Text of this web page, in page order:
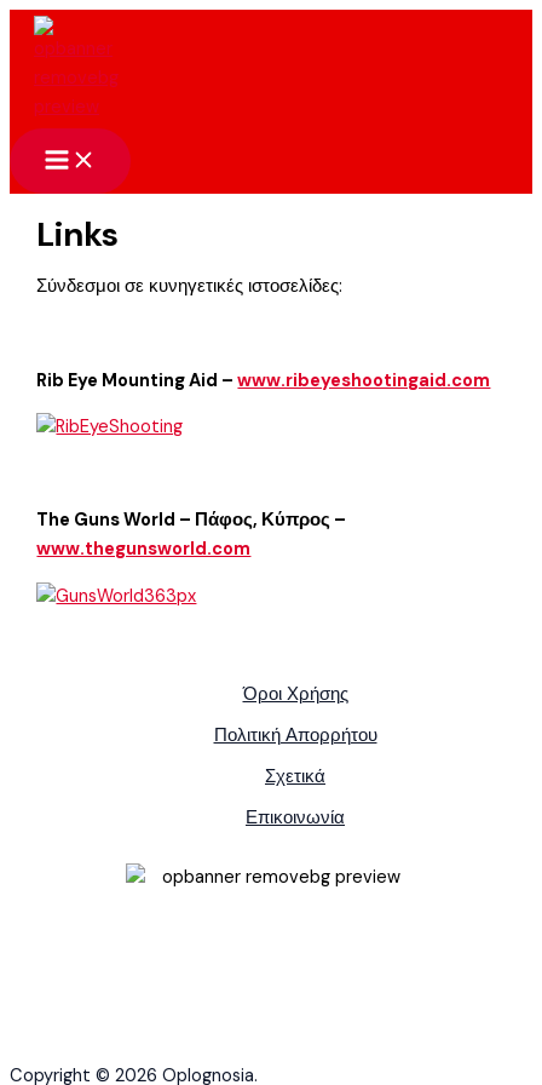
Skip
content
Links
Σύνδεσμοι σε κυνηγετικές ιστοσελίδες:
Rib Eye Mounting Aid –www.ribeyeshootingaid.com
The Guns World – Πάφος, Κύπρος –
www.thegunsworld.com
Όροι Χρήσης
Πολιτική Απορρήτου
Σχετικά
Επικοινωνία
Copyright © 2026 Oplognosia.